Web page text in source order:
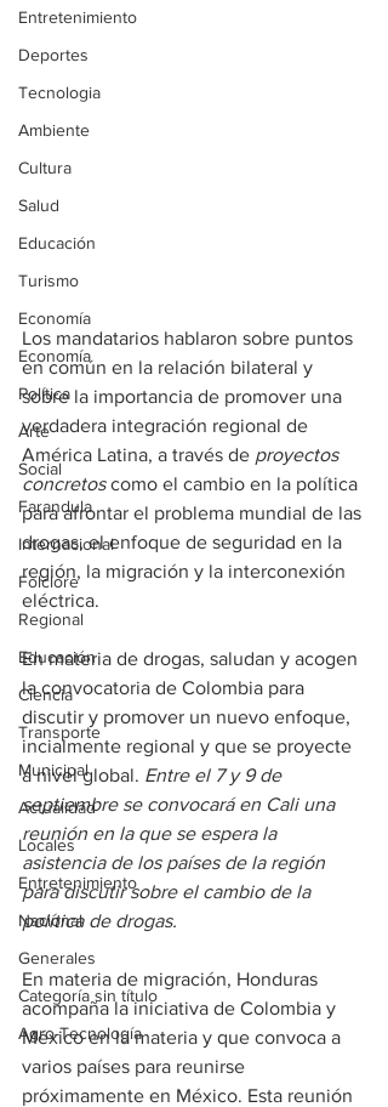
Entretenimiento
Deportes
Tecnologia
Ambiente
Cultura
Salud
Educación
Turismo
Economía
Economía
Política
Arte
Social
Farandula
Internacional
Folclore
Regional
Educación
Ciencia
Transporte
Municipal
Actualidad
Locales
Entretenimiento
Nacional
Generales
Categoría sin título
Agro-Tecnología
Los mandatarios hablaron sobre puntos
en común en la relación bilateral y
sobre la importancia de promover una
verdadera integración regional de
América Latina, a través de proyectos
concretos como el cambio en la política
para afrontar el problema mundial de las
drogas, el enfoque de seguridad en la
región, la migración y la interconexión
eléctrica.
En materia de drogas, saludan y acogen
la convocatoria de Colombia para
discutir y promover un nuevo enfoque,
incialmente regional y que se proyecte
a nivel global. Entre el 7 y 9 de
septiembre se convocará en Cali una
reunión en la que se espera la
asistencia de los países de la región
para discutir sobre el cambio de la
política de drogas.
En materia de migración, Honduras
acompaña la iniciativa de Colombia y
México en la materia y que convoca a
varios países para reunirse
próximamente en México. Esta reunión